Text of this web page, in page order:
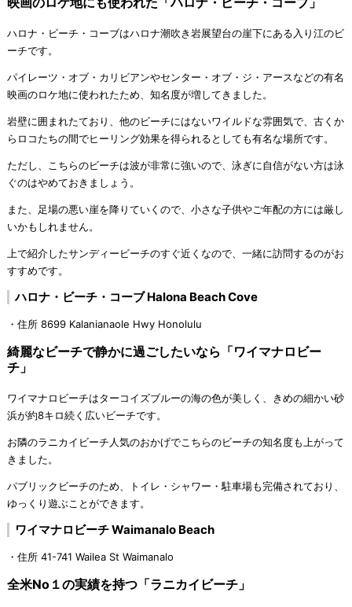
ハロナ・ビーチ・コーブはハロナ潮吹き岩展望台の崖下にある入り江のビ
ーチです。
パイレーツ・オブ・カリビアンやセンター・オブ・ジ・アースなどの有名
映画のロケ地に使われたため、知名度が増してきました。
岩壁に囲まれたており、他のビーチにはないワイルドな雰囲気で、古くか
らロコたちの間でヒーリング効果を得られるとしても有名な場所です。
ただし、こちらのビーチは波が非常に強いので、泳ぎに自信がない方は泳
ぐのはやめておきましょう。
また、足場の悪い崖を降りていくので、小さな子供やご年配の方には厳し
いかもしれません。
上で紹介したサンディービーチのすぐ近くなので、一緒に訪問するのがお
すすめです。
ハロナ・ビーチ・コーブ Halona Beach Cove
・住所 8699 Kalanianaole Hwy Honolulu
綺麗なビーチで静かに過ごしたいなら「ワイマナロビー
チ」
ワイマナロビーチはターコイズブルーの海の色が美しく、きめの細かい砂
浜が約8キロ続く広いビーチです。
お隣のラニカイビーチ人気のおかげでこちらのビーチの知名度も上がって
きました。
パブリックビーチのため、トイレ・シャワー・駐車場も完備されており、
ゆっくり遊ぶことができます。
ワイマナロビーチ Waimanalo Beach
・住所 41-741 Wailea St Waimanalo
全米No１の実績を持つ「ラニカイビーチ」